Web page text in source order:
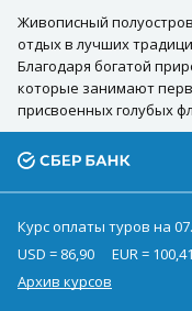
Живописный
отдых в лучших
Благодаря богатой
которые занимают
присвоенных голубых
Курс оплаты туров на
USD = 86,90
EUR = 100,41
Архив курсов